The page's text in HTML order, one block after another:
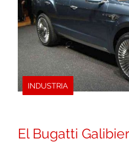
INDUSTRIA
El Bugatti